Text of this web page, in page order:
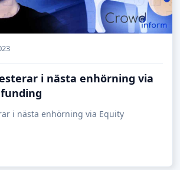
i nästa enhörning via
i nästa enhörning via Equity